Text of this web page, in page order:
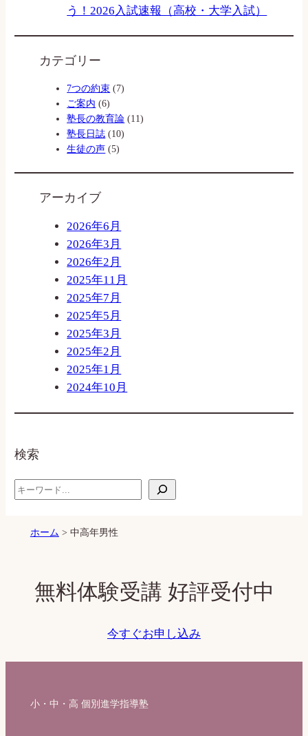
う！2026入試速報（高校・大学入試）
カテゴリー
7つの約束 (7)
ご案内 (6)
塾長の教育論 (11)
塾長日誌 (10)
生徒の声 (5)
アーカイブ
2026年6月
2026年3月
2026年2月
2025年11月
2025年7月
2025年5月
2025年3月
2025年2月
2025年1月
2024年10月
検索
S
ホーム > 中高年男性
無料体験受講 好評受付中
今すぐお申し込み
小・中・高 個別進学指導塾